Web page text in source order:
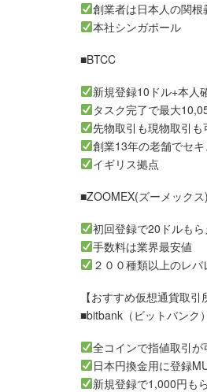
創業者は日本人の関
本社シンガポール
■BTCC
新規登録10ドル+本人
タスク完了で最大
先物取引も現物取引
創業13年の老舗でセ
イギリス拠点
■ZOOMEX(ズーメックス)
初回登録で20ドルもら
手数料は業界最安値
２００種類以上のレ
【おすすめ仮想通貨取引
■bitbank（ビットバンク）
全コインで指値取引が
日本円換金用に登録
新規登録で1,000円も